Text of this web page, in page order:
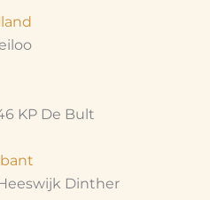
KP De Bult
Dinther